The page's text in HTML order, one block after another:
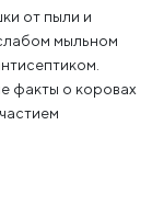
от пыли и
мыльном
факты о коровах